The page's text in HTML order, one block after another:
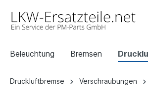
Beleuchtung Bremsen
Druckluftbremse Verschraubungen